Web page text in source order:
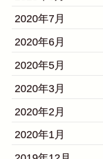
2020年7月
2020年6月
2020年5月
2020年3月
2020年2月
2020年1月